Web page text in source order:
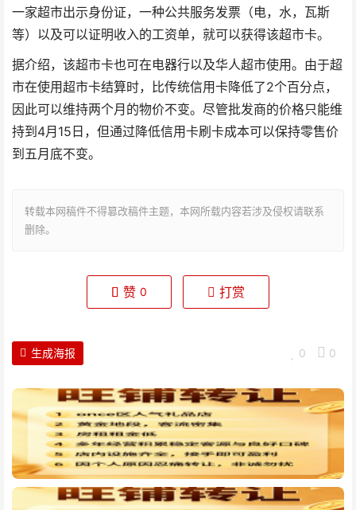
一家超市出示身份证，一种公共服务发票（电，水，瓦斯
等）以及可以证明收入的工资单，就可以获得该超市卡。
据介绍，该超市卡也可在电器行以及华人超市使用。由于超
市在使用超市卡结算时，比传统信用卡降低了2个百分点，
因此可以维持两个月的物价不变。尽管批发商的价格只能维
持到4月15日，但通过降低信用卡刷卡成本可以保持零售价
到五月底不变。
转载本网稿件不得篡改稿件主题，本网所载内容若涉及侵权请联系
删除。
赞 0 打赏
0 0
生成海报